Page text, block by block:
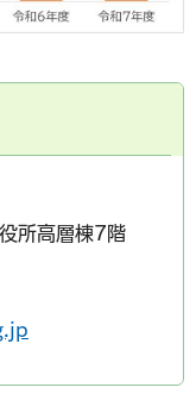
所高層棟7階